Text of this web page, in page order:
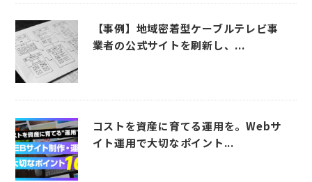
【事例】地域密着型ケーブルテレビ事
業者の公式サイトを刷新し、...
コストを資産に育てる運用を。Webサ
イト運用で大切なポイント...